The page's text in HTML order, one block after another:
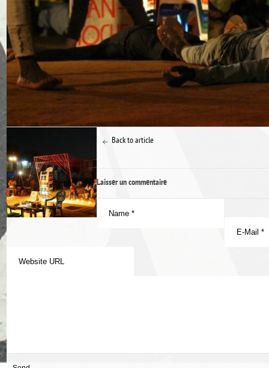
Back to article
Laisser un commentaire